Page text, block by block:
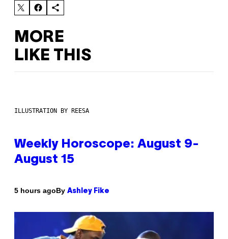
MORE
LIKE THIS
ILLUSTRATION BY REESA
Weekly Horoscope: August 9-
August 15
5 hours agoBy Ashley Fike